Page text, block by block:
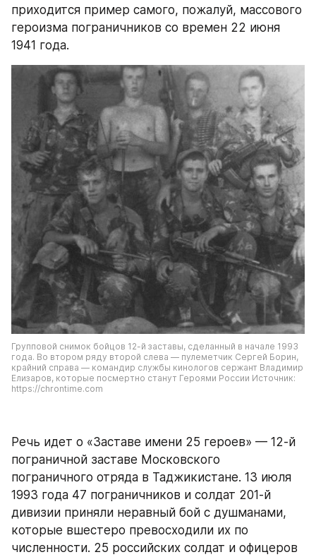
приходится пример самого, пожалуй, массового
героизма пограничников со времен 22 июня
1941 года.
Групповой снимок бойцов 12-й заставы, сделанный в начале 1993
года. Во втором ряду второй слева — пулеметчик Сергей Борин,
крайний справа — командир службы кинологов сержант Владимир
Елизаров, которые посмертно станут Героями России Источник:
https://chrontime.com
Речь идет о «Заставе имени 25 героев» — 12-й
пограничной заставе Московского
пограничного отряда в Таджикистане. 13 июля
1993 года 47 пограничников и солдат 201-й
дивизии приняли неравный бой с душманами,
которые вшестеро превосходили их по
численности. 25 российских солдат и офицеров